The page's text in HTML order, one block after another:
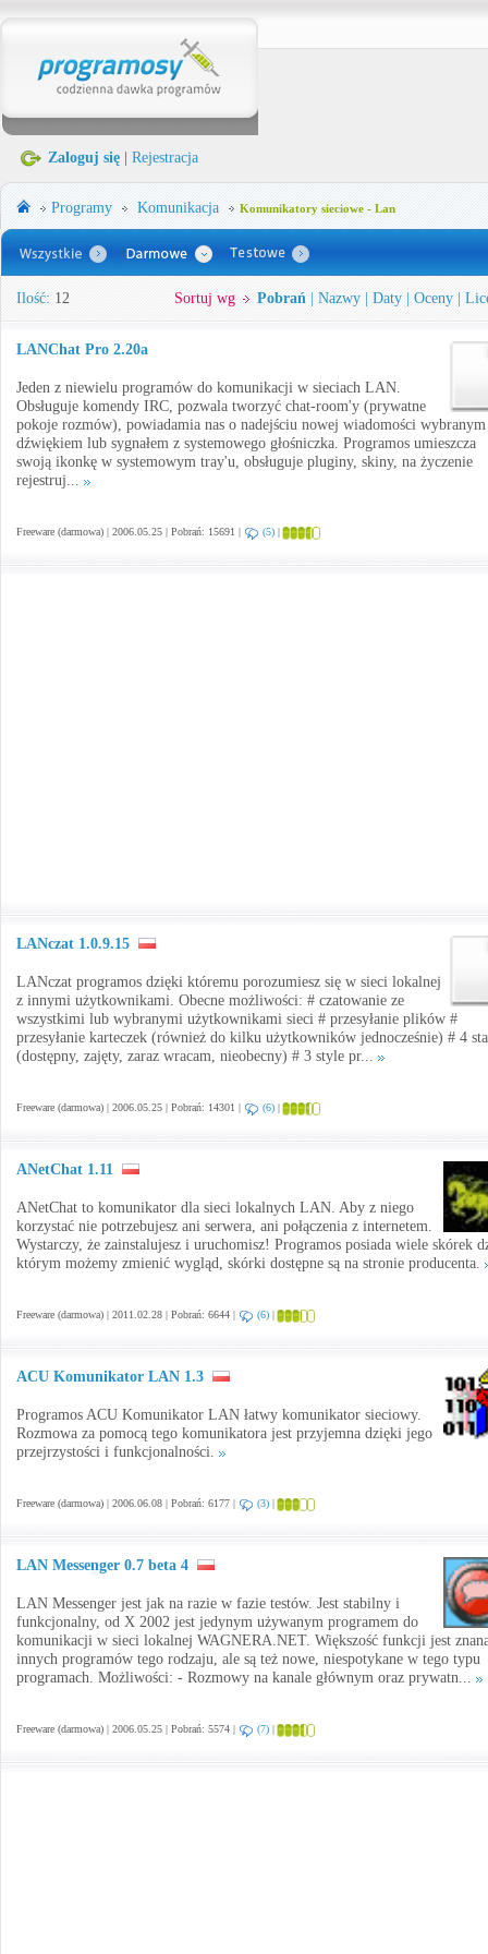
Zaloguj się Rejestracja
Programy Komunikacja Komunikatory sieciowe - Lan
Ilość: 12 Sortuj wg Pobrań Nazwy Daty Oceny
LANChat Pro 2.20a
Jeden z niewielu programów do komunikacji w sieciach LAN.
Obsługuje komendy IRC, pozwala tworzyć chat-room'y (prywatne
pokoje rozmów), powiadamia nas o nadejściu nowej wiadomości wybranym
dźwiękiem lub sygnałem z systemowego głośniczka. Programos umieszcza
swoją ikonkę w systemowym tray'u, obsługuje pluginy, skiny, na życzenie
rejestruj...
Freeware (darmowa) | 2006.05.25 | Pobrań: 15691 | (5) |
LANczat 1.0.9.15
LANczat programos dzięki któremu porozumiesz się w sieci lokalnej
z innymi użytkownikami. Obecne możliwości: # czatowanie ze
wszystkimi lub wybranymi użytkownikami sieci # przesyłanie plików #
przesyłanie karteczek (również do kilku użytkowników jednocześnie) # 4
(dostępny, zajęty, zaraz wracam, nieobecny) # 3 style pr...
Freeware (darmowa) | 2006.05.25 | Pobrań: 14301 | (6) |
ANetChat 1.11
ANetChat to komunikator dla sieci lokalnych LAN. Aby z niego
korzystać nie potrzebujesz ani serwera, ani połączenia z internetem.
Wystarczy, że zainstalujesz i uruchomisz! Programos posiada wiele skórek
którym możemy zmienić wygląd, skórki dostępne są na stronie producenta.
Freeware (darmowa) | 2011.02.28 | Pobrań: 6644 | (6) |
ACU Komunikator LAN 1.3
Programos ACU Komunikator LAN łatwy komunikator sieciowy.
Rozmowa za pomocą tego komunikatora jest przyjemna dzięki jego
przejrzystości i funkcjonalności.
Freeware (darmowa) | 2006.06.08 | Pobrań: 6177 | (3) |
LAN Messenger 0.7 beta 4
LAN Messenger jest jak na razie w fazie testów. Jest stabilny i
funkcjonalny, od X 2002 jest jedynym używanym programem do
komunikacji w sieci lokalnej WAGNERA.NET. Większość funkcji jest
innych programów tego rodzaju, ale są też nowe, niespotykane w tego typu
programach. Możliwości: - Rozmowy na kanale głównym oraz prywatn...
Freeware (darmowa) | 2006.05.25 | Pobrań: 5574 | (7) |